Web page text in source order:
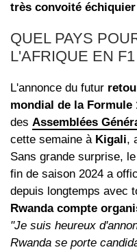
très convoité
QUEL PAYS
L'AFRIQUE EN
L'annonce du futur
mondial de la Formule
des Assemblées
cette semaine à Kigali,
Sans grande surprise,
fin de saison 2024 a
depuis longtemps avec
Rwanda compte
"Je suis heureux
Rwanda se porte